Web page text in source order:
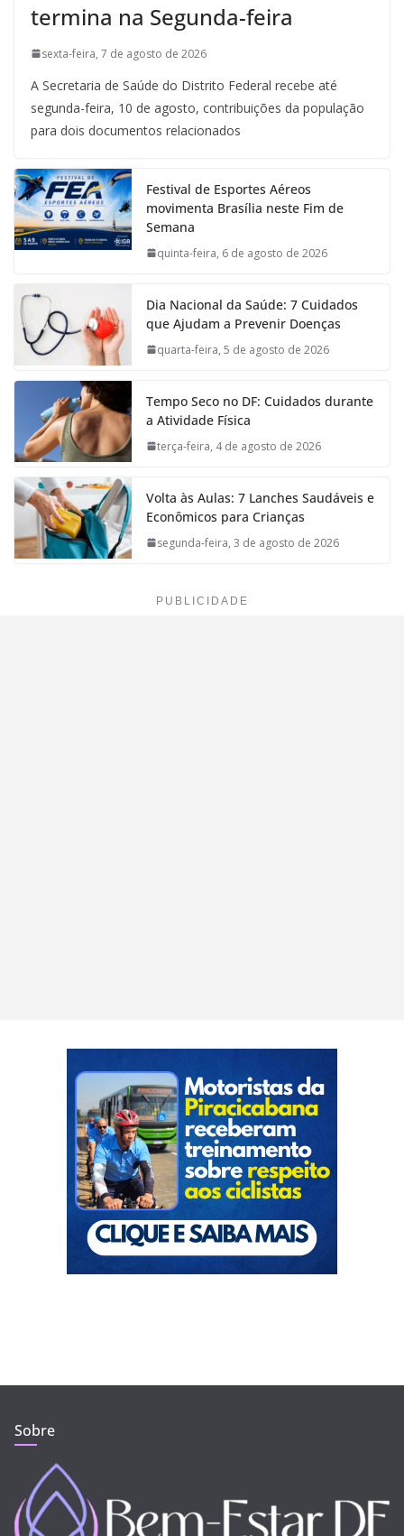
termina na Segunda-feira
sexta-feira, 7 de agosto de 2026
A Secretaria de Saúde do Distrito Federal recebe até
segunda-feira, 10 de agosto, contribuições da população
para dois documentos relacionados
Festival de Esportes Aéreos
movimenta Brasília neste Fim de
Semana
quinta-feira, 6 de agosto de 2026
Dia Nacional da Saúde: 7 Cuidados
que Ajudam a Prevenir Doenças
quarta-feira, 5 de agosto de 2026
Tempo Seco no DF: Cuidados durante
a Atividade Física
terça-feira, 4 de agosto de 2026
Volta às Aulas: 7 Lanches Saudáveis e
Econômicos para Crianças
segunda-feira, 3 de agosto de 2026
PUBLICIDADE
Sobre